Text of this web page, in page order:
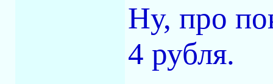
Ну, про
4 рубля.